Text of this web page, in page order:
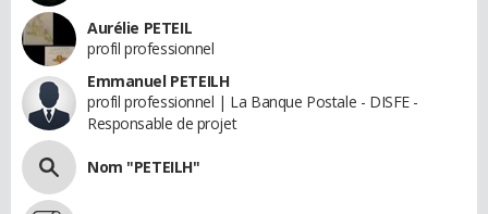
Aurélie PETEIL
profil professionnel
Emmanuel PETEILH
profil professionnel | La Banque Postale - DISFE -
Responsable de projet
Nom "PETEILH"